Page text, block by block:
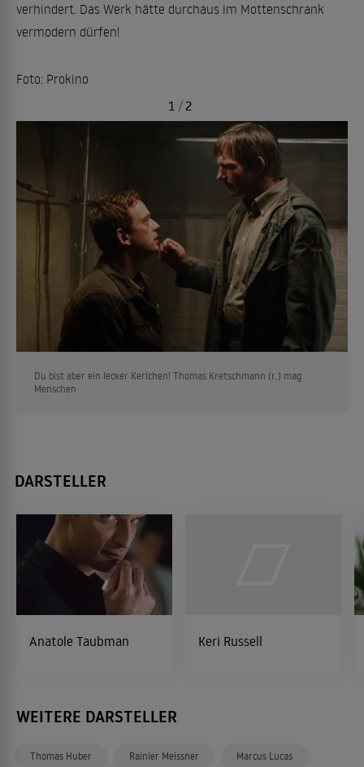
verhindert. Das Werk hätte durchaus im Mottenschrank
vermodern dürfen!
Foto: Prokino
Du bist aber ein lecker Kerlchen! Thomas Kretschmann (r.) mag
Menschen
1 / 2
DARSTELLER
Anatole Taubman Keri Russell
WEITERE DARSTELLER
Thomas Huber Rainier Meissner Marcus Lucas